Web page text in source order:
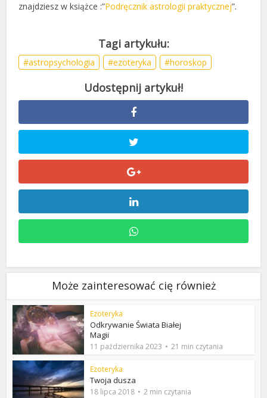
znajdziesz w książce :”Podręcznik astrologii praktycznej”.
astropsychologia ezoteryka horoskop
Może zainteresować cię również
Ezoteryka
Odkrywanie Świata Białej
Magii
11 października 2023 21 min czytania
Ezoteryka
Twoja dusza
18 lipca 2018 2 min czytania